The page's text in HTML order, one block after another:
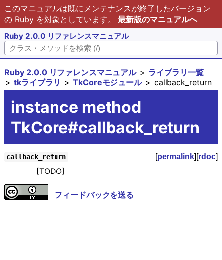
このマニュアルは既にメンテナンスが終了したバージョン
の Ruby を対象としています。 最新版のマニュアルへ
Ruby 2.0.0 リファレンスマニュアル
Ruby 2.0.0 リファレンスマニュアル
ライブラリ一覧
tkライブラリ
TkCoreモジュール callback_return
instance method
TkCore#callback_return
callback_return [permalink][rdoc]
[TODO]
フィードバックを送る